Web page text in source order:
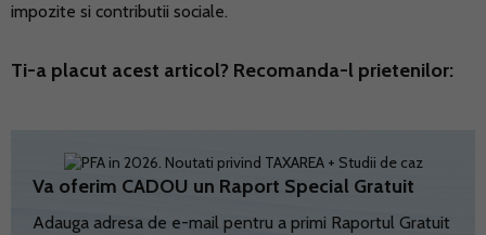
impozite si contributii sociale.
Ti-a placut acest articol? Recomanda-l prietenilor:
Va oferim CADOU un Raport Special Gratuit
Adauga adresa de e-mail pentru a primi Raportul Gratuit